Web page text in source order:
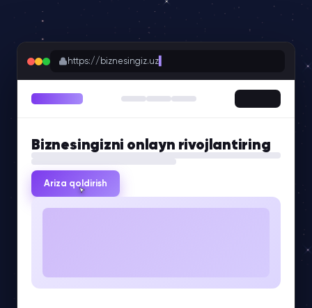
https://biznesingiz.uz
Biznesingizni onlayn rivojlantiring
Ariza qoldirish